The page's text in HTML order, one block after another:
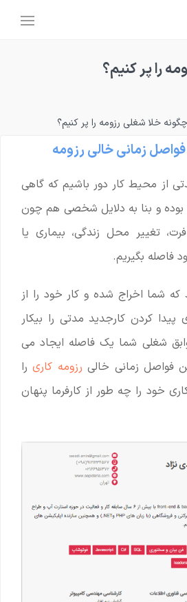
را پر کنیم؟
چگونه خلا شغلی رزومه را پر کنیم؟
فواصل زمانی خالی رزومه
از محیط کار دور باشیم که گاهی
بوده و بنا به دلایل شخصی هم چون
تغییر محل زندگی، بیماری یا
فاصله بگیریم.
شما اخراج شده و کار خود را از
کردن کارجدید مدتی را بیکار
شغلی شما یک فاصله ایجاد می
فواصل زمانی خالی رزومه کاریرا
خود را چه طور از کارفرما پنهان